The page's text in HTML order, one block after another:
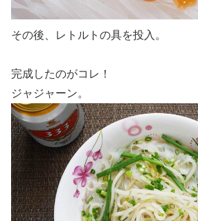
その後、レトルトの具を投入。
完成したのがコレ！
ジャジャーン。